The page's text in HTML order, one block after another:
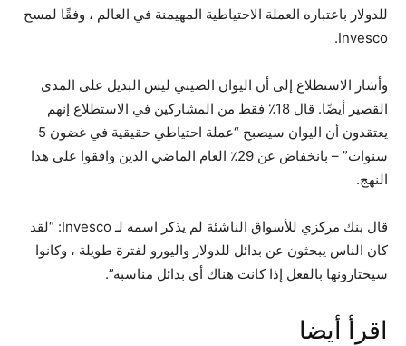
للدولار باعتباره العملة الاحتياطية المهيمنة في العالم ، وفقًا لمسح
Invesco.
وأشار الاستطلاع إلى أن اليوان الصيني ليس البديل على المدى
القصير أيضًا. قال 18٪ فقط من المشاركين في الاستطلاع إنهم
يعتقدون أن اليوان سيصبح “عملة احتياطي حقيقية في غضون 5
سنوات” – بانخفاض عن 29٪ العام الماضي الذين وافقوا على هذا
النهج.
قال بنك مركزي للأسواق الناشئة لم يذكر اسمه لـ Invesco: “لقد
كان الناس يبحثون عن بدائل للدولار واليورو لفترة طويلة ، وكانوا
سيختارونها بالفعل إذا كانت هناك أي بدائل مناسبة”.
اقرأ أيضا